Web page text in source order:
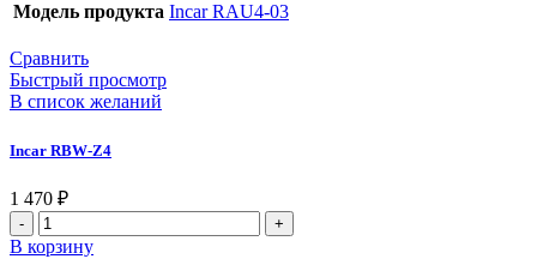
Модель продукта Incar RAU4-03
Сравнить
Быстрый просмотр
В список желаний
Incar RBW-Z4
1 470 ₽
В корзину